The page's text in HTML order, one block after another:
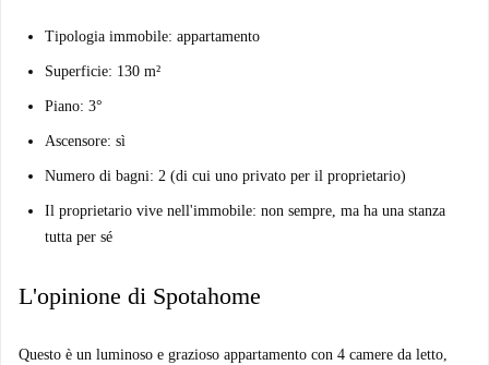
Tipologia immobile: appartamento
Superficie: 130 m²
Piano: 3°
Ascensore: sì
Numero di bagni: 2 (di cui uno privato per il proprietario)
Il proprietario vive nell'immobile: non sempre, ma ha una stanza
tutta per sé
L'opinione di Spotahome
Questo è un luminoso e grazioso appartamento con 4 camere da letto,